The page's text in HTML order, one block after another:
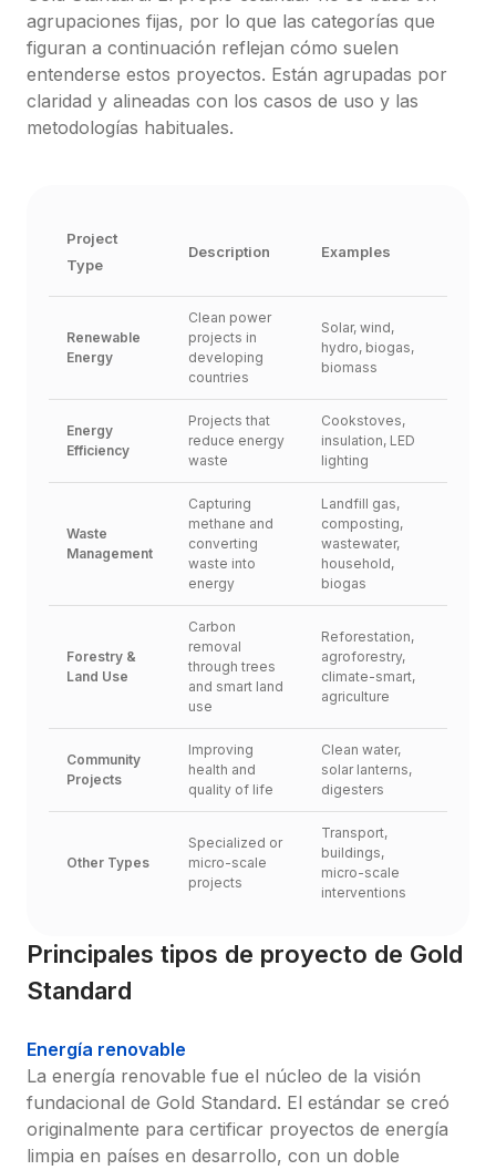
agrupaciones fijas, por lo que las categorías que
figuran a continuación reflejan cómo suelen
entenderse estos proyectos. Están agrupadas por
claridad y alineadas con los casos de uso y las
metodologías habituales.
Project
Type
Description Examples
Renewable
Energy
Clean power
projects in
developing
countries
Solar, wind,
hydro, biogas,
biomass
Energy
Efficiency
Projects that
reduce energy
waste
Cookstoves,
insulation, LED
lighting
Waste
Management
Capturing
methane and
converting
waste into
energy
Landfill gas,
composting,
wastewater,
household,
biogas
Forestry &
Land Use
Carbon
removal
through trees
and smart land
use
Reforestation,
agroforestry,
climate-smart,
agriculture
Community
Projects
Improving
health and
quality of life
Clean water,
solar lanterns,
digesters
Other Types
Specialized or
micro-scale
projects
Transport,
buildings,
micro-scale
interventions
Principales tipos de proyecto de Gold
Standard
Energía renovable
La energía renovable fue el núcleo de la visión
fundacional de Gold Standard. El estándar se creó
originalmente para certificar proyectos de energía
limpia en países en desarrollo, con un doble